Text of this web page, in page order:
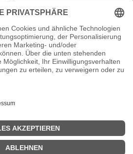
u. Elektronikgeräten
von Kundenbewertungen
Shop